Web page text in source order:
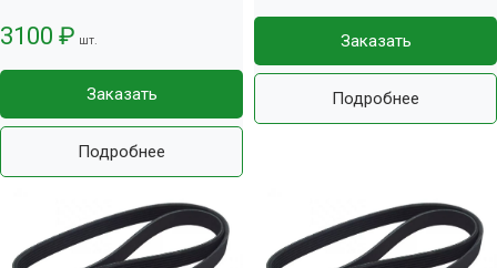
3100 ₽ шт.
Заказать
Подробнее
Заказать
Подробнее